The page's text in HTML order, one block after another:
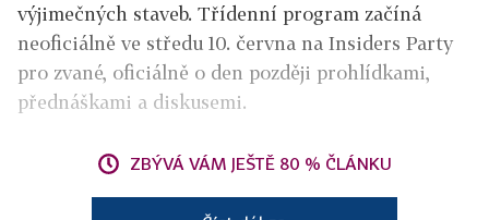
výjimečných staveb. Třídenní program začíná
neoficiálně ve středu 10. června na Insiders Party
pro zvané, oficiálně o den později prohlídkami,
přednáškami a diskusemi.
ZBÝVÁ VÁM JEŠTĚ 80 % ČLÁNKU